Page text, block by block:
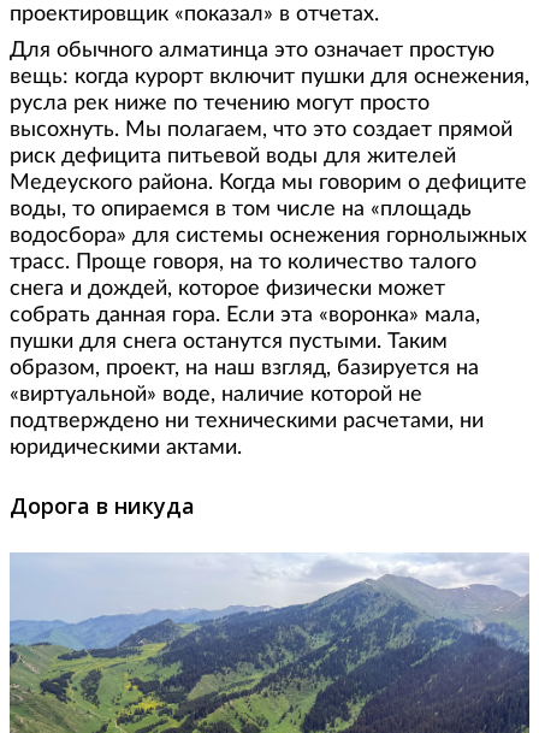
проектировщик «показал» в отчетах.
Для обычного алматинца это означает простую
вещь: когда курорт включит пушки для оснежения,
русла рек ниже по течению могут просто
высохнуть. Мы полагаем, что это создает прямой
риск дефицита питьевой воды для жителей
Медеуского района. Когда мы говорим о дефиците
воды, то опираемся в том числе на «площадь
водосбора» для системы оснежения горнолыжных
трасс. Проще говоря, на то количество талого
снега и дождей, которое физически может
собрать данная гора. Если эта «воронка» мала,
пушки для снега останутся пустыми. Таким
образом, проект, на наш взгляд, базируется на
«виртуальной» воде, наличие которой не
подтверждено ни техническими расчетами, ни
юридическими актами.
Дорога в никуда